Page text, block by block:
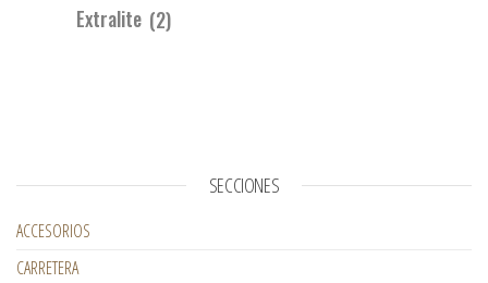
Extralite (2)
SECCIONES
ACCESORIOS
CARRETERA